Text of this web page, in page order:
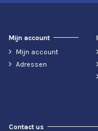
Mijn account
Mijn account
Adressen
Contact us